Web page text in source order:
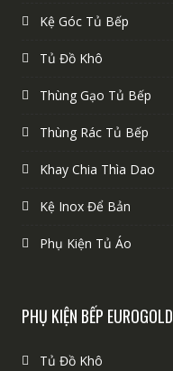
Kệ Góc Tủ Bếp
Tủ Đồ Khô
Thùng Gạo Tủ Bếp
Thùng Rác Tủ Bếp
Khay Chia Thìa Dao
Kệ Inox Để Bản
Phụ Kiện Tủ Áo
PHỤ KIỆN BẾP EUROGOLD
Tủ Đồ Khô